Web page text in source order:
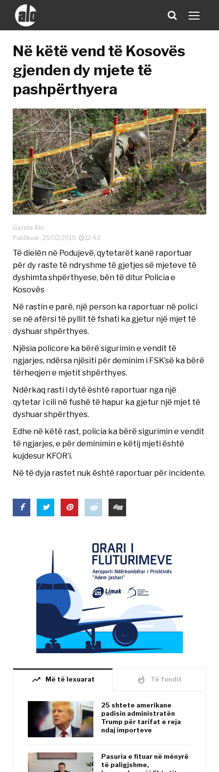
Në këtë vend të Kosovës
gjenden dy mjete të
pashpërthyera
Gazeta Alo
Publikuar: 25/02/2019
12:43
Të dielën në Podujevë, qytetarët kanë raportuar
për dy raste të ndryshme të gjetjes së mjeteve të
dyshimta shpërthyese, bën të ditur Policia e
Kosovës
Në rastin e parë, një person ka raportuar në polici
se në afërsi të pyllit të fshati ka gjetur një mjet të
dyshuar shpërthyes.
Njësia policore ka bërë sigurimin e vendit të
ngjarjes, ndërsa njësiti për deminim i FSK’së ka bërë
tërheqjen e mjetit shpërthyes.
Ndërkaq rasti i dytë është raportuar nga një
qytetar i cili në fushë të hapur ka gjetur një mjet të
dyshuar shpërthyes.
Edhe në këtë rast, policia ka bërë sigurimin e vendit
të ngjarjes, e për deminimin e këtij mjeti është
kujdesur KFOR’i.
Në të dyja rastet nuk është raportuar për incidente.
trending_up Më të lexuarat whatshot Të fundit
25 shtete amerikane
padisin administratën
Trump për tarifat e reja
ndaj importeve
Pasuria e fituar në mënyrë
të paligjshme,